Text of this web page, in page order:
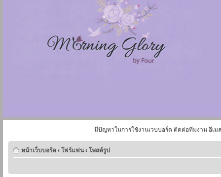
มีปัญหาในการใช้งานเวบบอร์ด ติดต่อทีมงาน อีเม
หน้าเว็บบอร์ด ‹ โฟร์แฟน ‹ โพสต์รูป